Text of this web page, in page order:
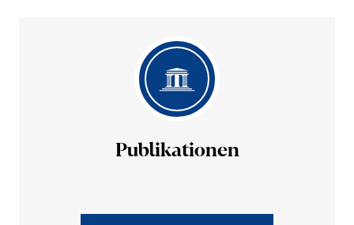
Publi­ka­tionen